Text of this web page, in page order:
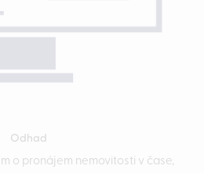
Odhad
o pronájem nemovitosti v čase,